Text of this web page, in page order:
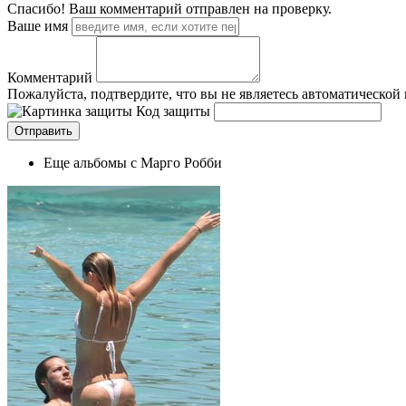
Спасибо! Ваш комментарий отправлен на проверку.
Ваше имя
Комментарий
Пожалуйста, подтвердите, что вы не являетесь
Код защиты
Еще альбомы с Марго Робби